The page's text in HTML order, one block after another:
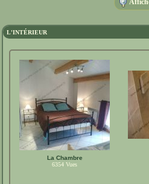
L'INTÉRIEUR
La Chambre
6354 Vues